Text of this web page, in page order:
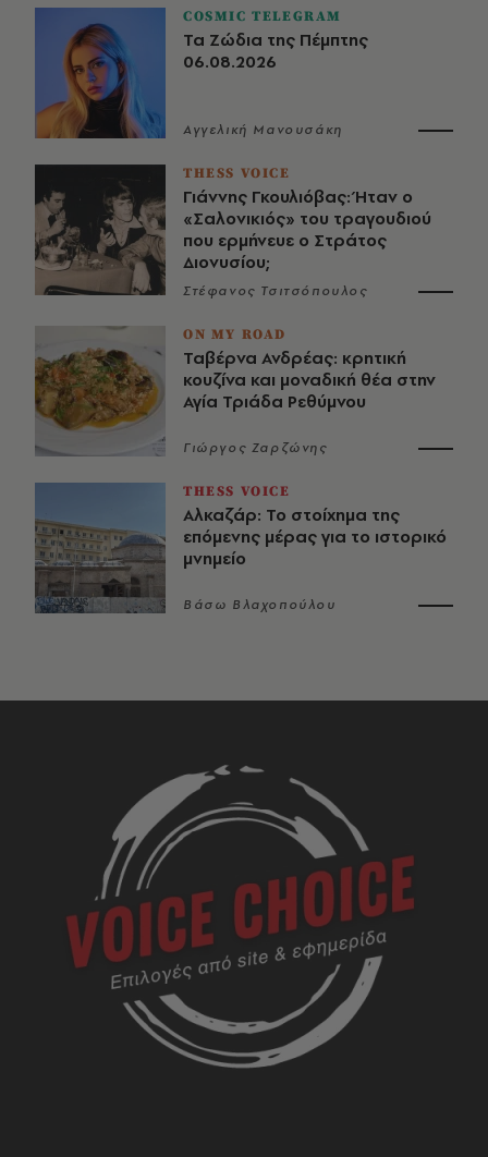
COSMIC TELEGRAM
Τα Ζώδια της Πέμπτης
06.08.2026
Αγγελική Μανουσάκη
THESS VOICE
Γιάννης Γκουλιόβας: Ήταν ο
«Σαλονικιός» του τραγουδιού
που ερμήνευε ο Στράτος
Διονυσίου;
Στέφανος Τσιτσόπουλος
ON MY ROAD
Ταβέρνα Ανδρέας: κρητική
κουζίνα και μοναδική θέα στην
Αγία Τριάδα Ρεθύμνου
Γιώργος Ζαρζώνης
THESS VOICE
Αλκαζάρ: Το στοίχημα της
επόμενης μέρας για το ιστορικό
μνημείο
Βάσω Βλαχοπούλου